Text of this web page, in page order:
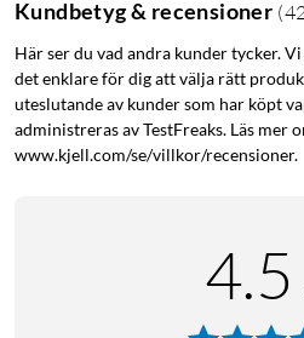
Kundbetyg & recensioner (
Här ser du vad andra kunder tycker.
det enklare för dig att välja rätt
uteslutande av kunder som har köpt
administreras av TestFreaks. Läs
www.kjell.com/se/villkor/recensioner.
4.5